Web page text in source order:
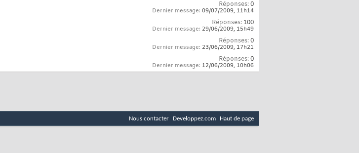
Réponses:0
Dernier message: 09/07/2009, 11h14
Réponses: 100
Dernier message: 29/06/2009, 15h49
Réponses:0
Dernier message: 23/06/2009, 17h21
Réponses:0
Dernier message: 12/06/2009, 10h06
Nous contacter Developpez.com Haut de page